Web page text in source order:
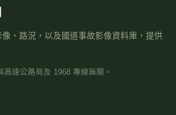
、路況，以及國道事故影像資料庫，提供
速公路局及 1968 專線無關。